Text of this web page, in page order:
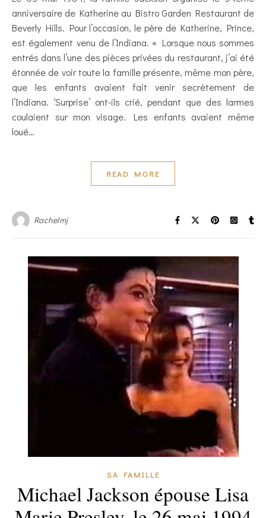
anniversaire de Katherine au Bistro Garden Restaurant de
Beverly Hills. Pour l’occasion, le père de Katherine, Prince,
est également venu de l’Indiana. « Lorsque nous sommes
entrés dans l’une des pièces privées du restaurant, j’ai été
étonnée de voir toute la famille présente, même mon père,
que les enfants avaient fait venir secrètement de
l’Indiana. ‘Surprise’ ont-ils crié, pendant que des larmes
coulaient sur mon visage. Les enfants avaient même
loué…
READ MORE
Rachelmj
SA FAMILLE
Michael Jackson épouse Lisa